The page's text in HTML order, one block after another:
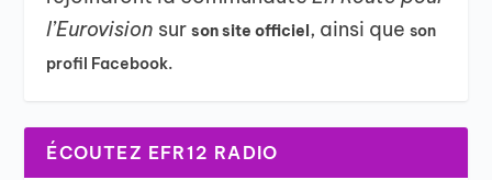
l’Eurovision surson site officiel, ainsi queson
profil Facebook.
ÉCOUTEZ EFR12 RADIO